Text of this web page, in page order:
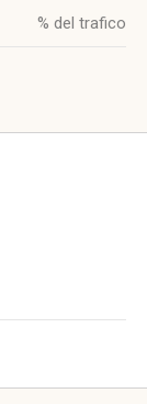
% del trafico